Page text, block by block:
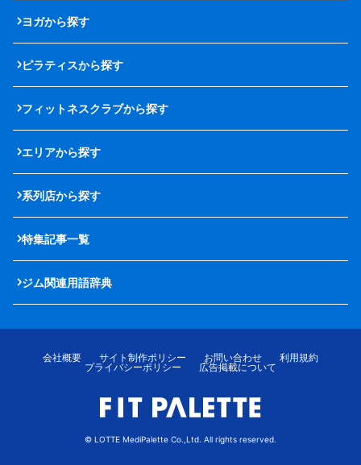
ヨガから探す
ピラティスから探す
フィットネスクラブから探す
エリアから探す
系列店から探す
特集記事一覧
ジム関連用語辞典
会社概要 サイト制作ポリシー お問い合わせ
利用規約
プライバシーポリシー
広告掲載について
© LOTTE MediPalette Co.,Ltd. All rights reserved.